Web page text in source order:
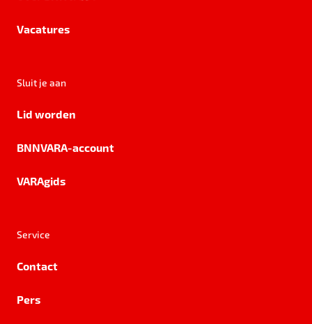
Vacatures
Sluit je aan
Lid worden
BNNVARA-account
VARAgids
Service
Contact
Pers